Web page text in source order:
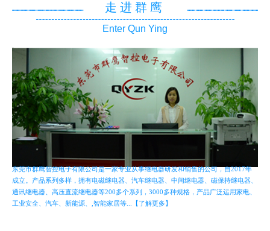
走进群鹰
Enter Qun Ying
东莞市群鹰智控电子有限公司是一家专业从事继电器研发和销售的公司，自2017年
成立。产品系列多样，拥有电磁继电器、汽车继电器、中间继电器、磁保持继电器、
通讯继电器、高压直流继电器等200多个系列，3000多种规格，产品广泛运用家电、
工业安全、汽车、新能源、,智能家居等...【了解更多】